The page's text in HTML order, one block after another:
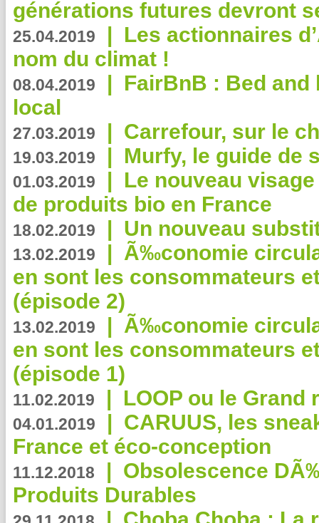
générations futures devront
25.04.2019 | Les actionnaires
nom du climat !
08.04.2019 | FairBnB : Bed
local
27.03.2019 | Carrefour, sur le
19.03.2019 | Murfy, le guide de
01.03.2019 | Le nouveau
de produits bio en France
18.02.2019 | Un nouveau
13.02.2019 | Ã‰conomie
en sont les consommateurs
(épisode 2)
13.02.2019 | Ã‰conomie
en sont les consommateurs
(épisode 1)
11.02.2019 | LOOP ou le Grand
04.01.2019 | CARUUS, les
France et éco-conception
11.12.2018 | Obsolescence
Produits Durables